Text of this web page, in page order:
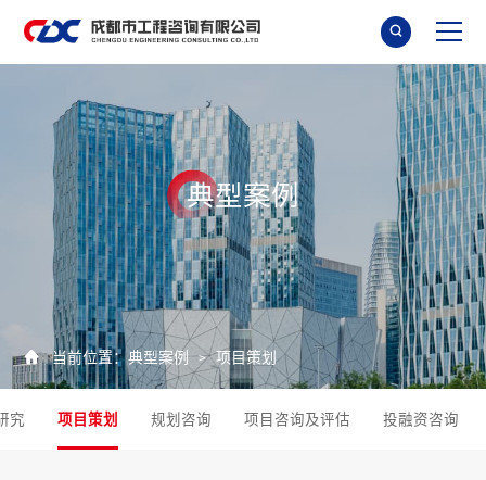

典型案例
 当前位置： 典型案例 > 项目策划
究 项目策划 规划咨询 项目咨询及评估 投融资咨询